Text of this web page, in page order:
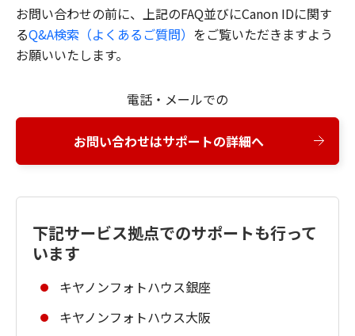
お問い合わせの前に、上記のFAQ並びにCanon IDに関す
るQ&A検索（よくあるご質問） をご覧いただきますよう
お願いいたします。
電話・メールでの
お問い合わせはサポートの詳細へ
下記サービス拠点でのサポートも行って
います
キヤノンフォトハウス銀座
キヤノンフォトハウス大阪